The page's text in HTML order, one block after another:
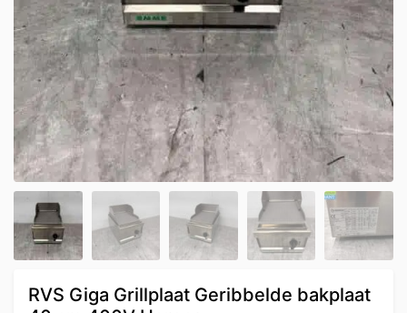
RVS Giga Grillplaat Geribbelde bakplaat